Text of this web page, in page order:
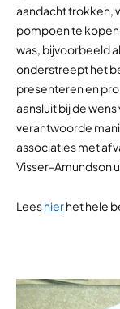
aandacht trokken,
pompoen te
was, bijvoorbeeld
onderstreept het
presenteren en
aansluit bij de
verantwoorde
associaties met
Visser-Amundson
Leeshierhet hele